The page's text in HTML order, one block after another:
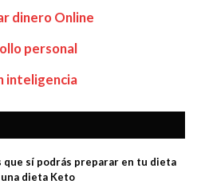
dinero Online
personal
inteligencia
que sí podrás preparar en tu dieta
dieta Keto